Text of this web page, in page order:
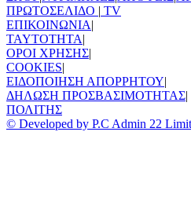
ΠΡΩΤΟΣΕΛΙΔΟ | TV
ΕΠΙΚΟΙΝΩΝΙΑ|
TAYTOTHTA|
ΟΡΟΙ ΧΡΗΣΗΣ|
COOKIES|
ΕΙΔΟΠΟΙΗΣΗ ΑΠΟΡΡΗΤΟΥ|
ΔΗΛΩΣΗ ΠΡΟΣΒΑΣΙΜΟΤΗΤΑΣ|
ΠΟΛΙΤΗΣ
© Developed by P.C Admin 22